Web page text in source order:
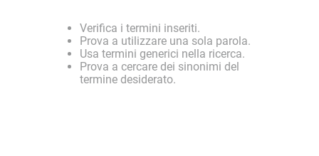
Verifica i termini inseriti.
Prova a utilizzare una sola parola.
Usa termini generici nella ricerca.
Prova a cercare dei sinonimi del
termine desiderato.